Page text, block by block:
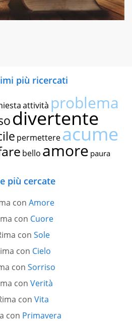
più ricercati
attività problema
divertente
permettereacume
bello amore paura
più cercate
con Amore
con Cuore
con Sole
con Cielo
con Sorriso
con Verità
con Vita
con Primavera